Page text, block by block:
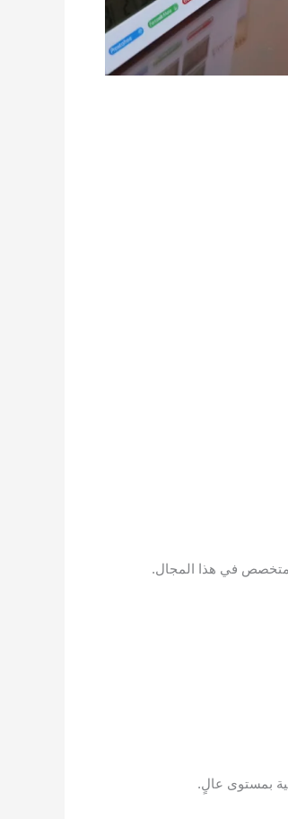
في هذا المجال.
بمستوى عالٍ.